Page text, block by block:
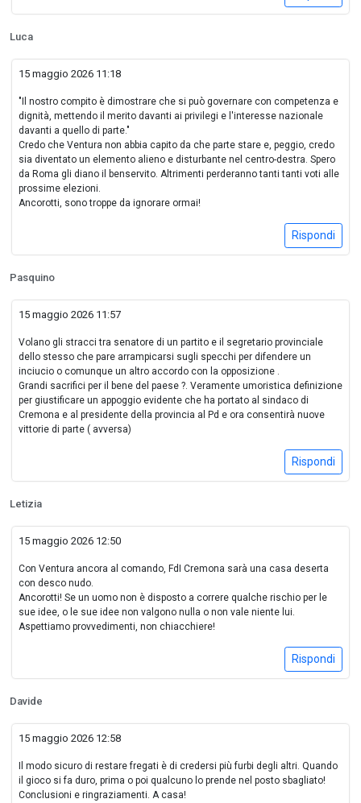
Luca
15 maggio 2026 11:18
"Il nostro compito è dimostrare che si può governare con competenza e
dignità, mettendo il merito davanti ai privilegi e l'interesse nazionale
davanti a quello di parte."
Credo che Ventura non abbia capito da che parte stare e, peggio, credo
sia diventato un elemento alieno e disturbante nel centro-destra. Spero
da Roma gli diano il benservito. Altrimenti perderanno tanti tanti voti alle
prossime elezioni.
Ancorotti, sono troppe da ignorare ormai!
Rispondi
Pasquino
15 maggio 2026 11:57
Volano gli stracci tra senatore di un partito e il segretario provinciale
dello stesso che pare arrampicarsi sugli specchi per difendere un
inciucio o comunque un altro accordo con la opposizione .
Grandi sacrifici per il bene del paese ?. Veramente umoristica definizione
per giustificare un appoggio evidente che ha portato al sindaco di
Cremona e al presidente della provincia al Pd e ora consentirà nuove
vittorie di parte ( avversa)
Rispondi
Letizia
15 maggio 2026 12:50
Con Ventura ancora al comando, FdI Cremona sarà una casa deserta
con desco nudo.
Ancorotti! Se un uomo non è disposto a correre qualche rischio per le
sue idee, o le sue idee non valgono nulla o non vale niente lui.
Aspettiamo provvedimenti, non chiacchiere!
Rispondi
Davide
15 maggio 2026 12:58
Il modo sicuro di restare fregati è di credersi più furbi degli altri. Quando
il gioco si fa duro, prima o poi qualcuno lo prende nel posto sbagliato!
Conclusioni e ringraziamenti. A casa!